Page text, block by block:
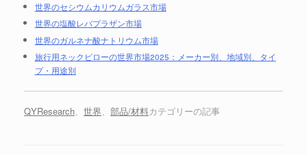
世界のセシウムカリウムガラス市場
世界の塩酸レバプラザン市場
世界のガルネナ酸ナトリウム市場
旅行用ネックピローの世界市場2025：メーカー別、地域別、タイ
プ・用途別
QYResearch、 世界、 部品/材料カテゴリーの記事